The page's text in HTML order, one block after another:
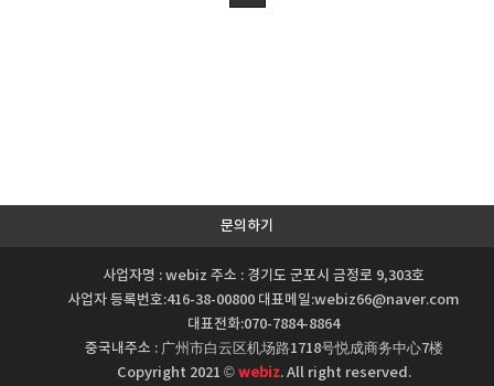
문의하기
사업자명 : webiz 주소 : 경기도 군포시 금정로 9,303호
사업자 등록번호:416-38-00800 대표메일:webiz66@naver.com
대표전화:070-7884-8864
중국내주소 : 广州市白云区机场路1718号悦成商务中心7楼
Copyright 2021 ©webiz. All right reserved.